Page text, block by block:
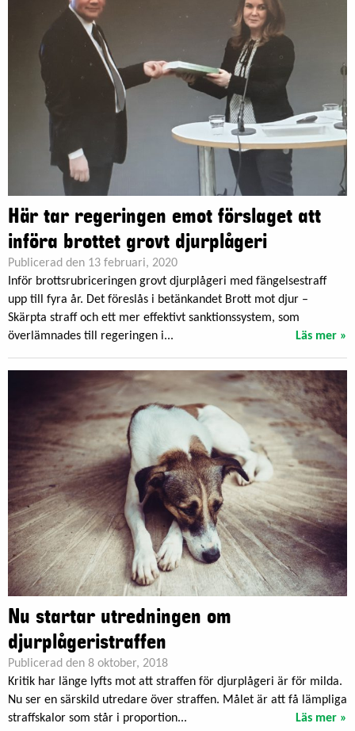
Här tar regeringen emot förslaget att
införa brottet grovt djurplågeri
Publicerad den 13 februari, 2020
Inför brottsrubriceringen grovt djurplågeri med fängelsestraff
upp till fyra år. Det föreslås i betänkandet Brott mot djur –
Skärpta straff och ett mer effektivt sanktionssystem, som
överlämnades till regeringen i...
Läs mer »
Nu startar utredningen om
djurplågeristraffen
Publicerad den 8 oktober, 2018
Kritik har länge lyfts mot att straffen för djurplågeri är för milda.
Nu ser en särskild utredare över straffen. Målet är att få lämpliga
straffskalor som står i proportion...
Läs mer »